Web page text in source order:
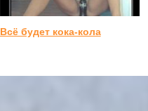
Всё будет кока-кола